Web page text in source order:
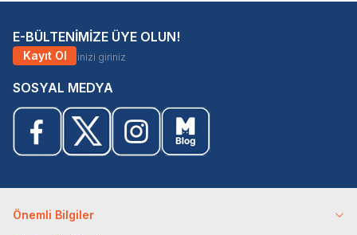
E-BÜLTENİMİZE ÜYE OLUN!
Kayıt Ol
SOSYAL MEDYA
Önemli Bilgiler